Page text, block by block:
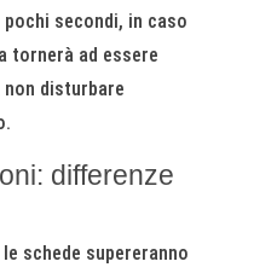
secondi, in caso
tornerà ad essere
disturbare
differenze
schede supereranno